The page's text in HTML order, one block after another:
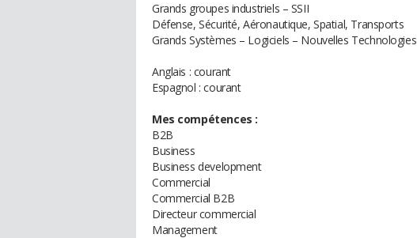
Grands groupes industriels – SSII
Défense, Sécurité, Aéronautique, Spatial, Transports
Grands Systèmes – Logiciels – Nouvelles Technologies
Anglais : courant
Espagnol : courant
Mes compétences :
B2B
Business
Business development
Commercial
Commercial B2B
Directeur commercial
Management